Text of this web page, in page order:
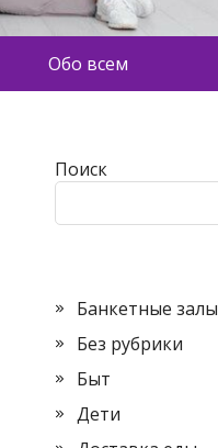
Обо всем
Поиск
Банкетные залы
Без рубрики
Быт
Дети